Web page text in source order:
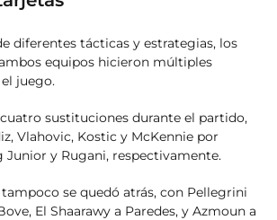
diferentes tácticas y estrategias, los
equipos hicieron múltiples
juego.
sustituciones durante el partido,
Vlahovic, Kostic y McKennie por
Junior y Rugani, respectivamente.
se quedó atrás, con Pellegrini
El Shaarawy a Paredes, y Azmoun a